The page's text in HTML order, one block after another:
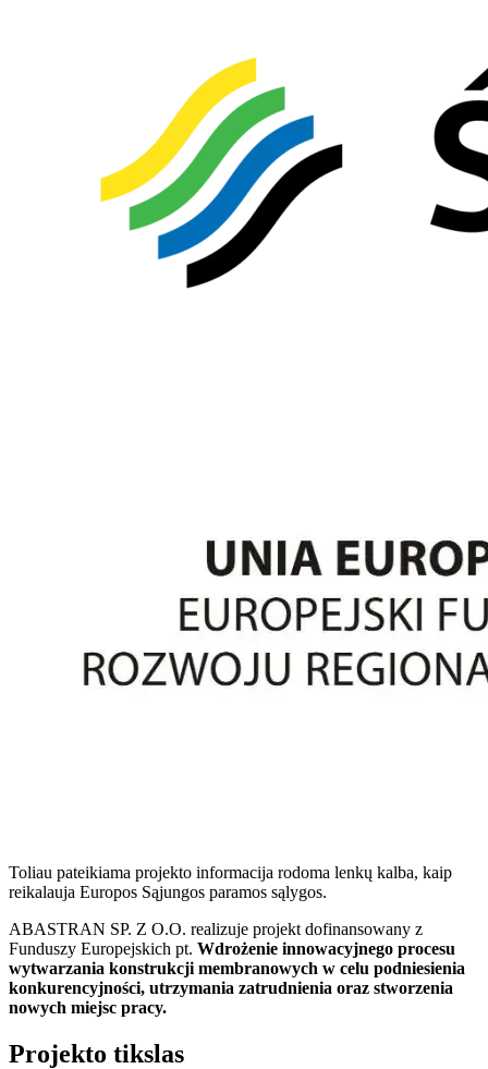
Toliau pateikiama projekto informacija rodoma lenkų kalba, kaip
reikalauja Europos Sąjungos paramos sąlygos.
ABASTRAN SP. Z O.O. realizuje projekt dofinansowany z
Funduszy Europejskich pt. Wdrożenie innowacyjnego procesu
wytwarzania konstrukcji membranowych w celu podniesienia
konkurencyjności, utrzymania zatrudnienia oraz stworzenia
nowych miejsc pracy.
Projekto tikslas